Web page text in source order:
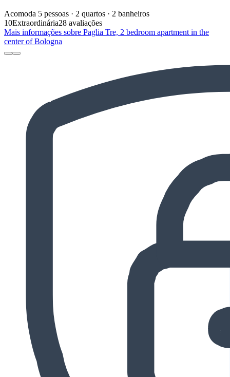
Acomoda 5 pessoas · 2 quartos · 2 banheiros
10Extraordinária28 avaliações
Mais informações sobre Paglia Tre, 2 bedroom apartment in the
center of Bologna